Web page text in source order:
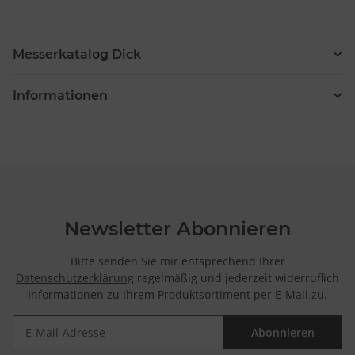
Messerkatalog Dick
Informationen
Newsletter Abonnieren
Bitte senden Sie mir entsprechend Ihrer
Datenschutzerklärung regelmäßig und jederzeit widerruflich
Informationen zu Ihrem Produktsortiment per E-Mail zu.
Abonnieren